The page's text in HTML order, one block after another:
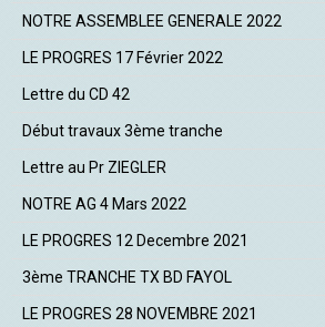
NOTRE ASSEMBLEE GENERALE 2022
LE PROGRES 17 Février 2022
Lettre du CD 42
Début travaux 3ème tranche
Lettre au Pr ZIEGLER
NOTRE AG 4 Mars 2022
LE PROGRES 12 Decembre 2021
3ème TRANCHE TX BD FAYOL
LE PROGRES 28 NOVEMBRE 2021